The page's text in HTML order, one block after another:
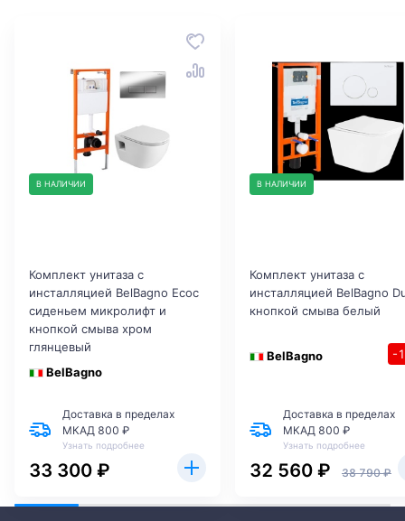
В НАЛИЧИИ
Комплект унитаза с
инсталляцией BelBagno Ecoс
сиденьем микролифт и
кнопкой смыва хром
глянцевый
BelBagno
Доставка в пределах
МКАД 800 ₽
Узнать подробнее
33 300 ₽
В НАЛИЧИИ
Комплект унитаза с
инсталляцией BelBagno
кнопкой смыва белый
BelBagno -
Доставка в пределах
МКАД 800 ₽
Узнать подробнее
32 560 ₽ 38 790 ₽